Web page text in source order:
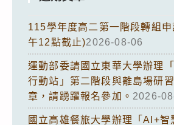
115學年度高二第一階段轉組
午12點截止)2026-08-06
運動部委請國立東華大學辦理
行動站」第二階段與離島場研
章，請踴躍報名參加。 2026-
國立高雄餐旅大學辦理「AI+智